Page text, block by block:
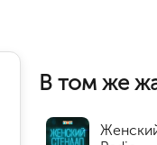
В том же